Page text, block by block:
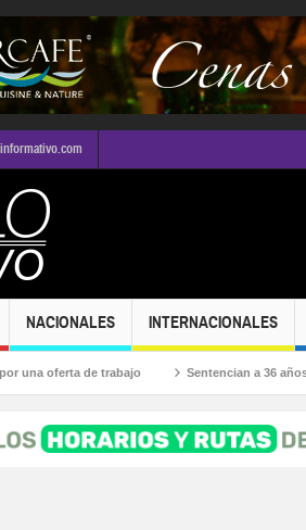
NACIONALES INTERNACIONALES
oferta de trabajo Sentencian a 36 años de